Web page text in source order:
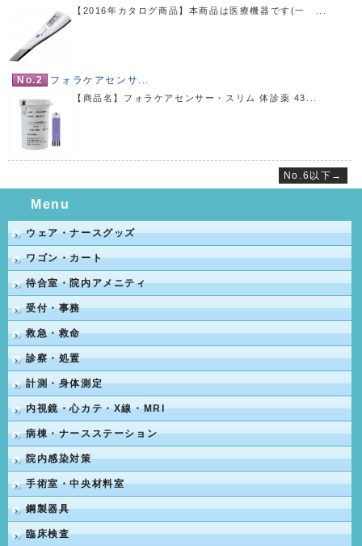
【2016年カタログ商品】本商品は医療機器です(一 ...
No.2 フォラケアセンサ...
【商品名】フォラケアセンサー・スリム 体診薬 43...
No.6以下→
Menu
ウェア・ナースグッズ
ワゴン・カート
待合室・院内アメニティ
受付・事務
救急・救命
診察・処置
計測・身体測定
内視鏡・心カテ・X線・MRI
病棟・ナースステーション
院内感染対策
手術室・中央材料室
鋼製器具
臨床検査